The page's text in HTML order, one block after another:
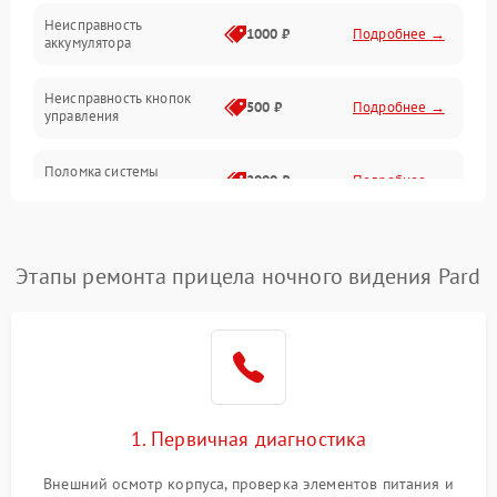
Неисправность
аккумулятора
1000 ₽ Подробнее →
Неисправность кнопок
управления
500 ₽ Подробнее →
Поломка системы
2000 ₽ Подробнее →
1000 ₽
Повреждение системы
1000 ₽ Подробнее →
Этапы ремонта прицела ночного видения Pard
1. Первичная диагностика
Внешний осмотр корпуса, проверка элементов питания и